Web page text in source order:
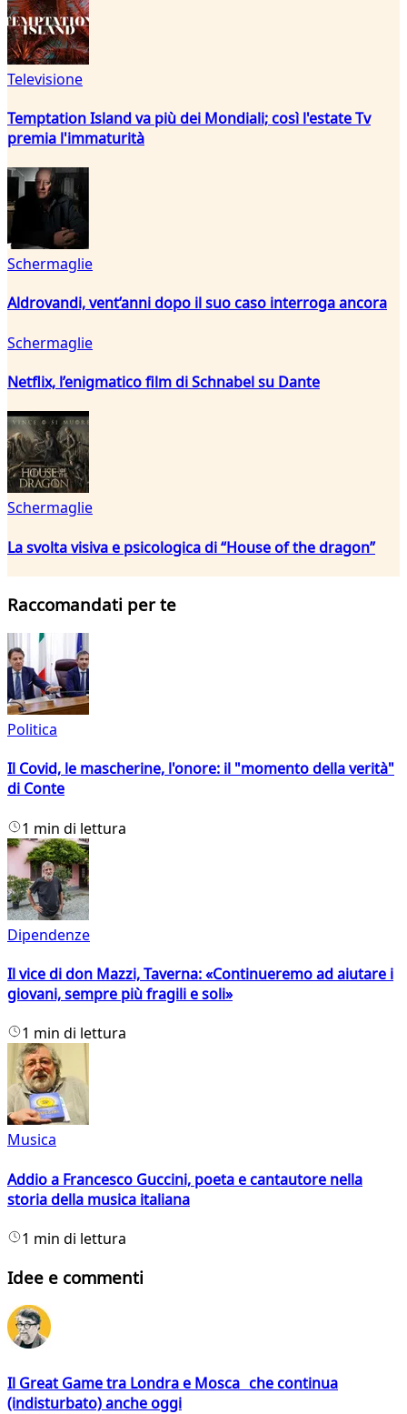
Televisione
Temptation Island va più dei Mondiali; così l'estate Tv
premia l'immaturità
Schermaglie
Aldrovandi, vent’anni dopo il suo caso interroga ancora
Schermaglie
Netflix, l’enigmatico film di Schnabel su Dante
Schermaglie
La svolta visiva e psicologica di “House of the dragon”
Raccomandati per te
Politica
Il Covid, le mascherine, l'onore: il "momento della verità"
di Conte
1 min di lettura
Dipendenze
Il vice di don Mazzi, Taverna: «Continueremo ad aiutare i
giovani, sempre più fragili e soli»
1 min di lettura
Musica
Addio a Francesco Guccini, poeta e cantautore nella
storia della musica italiana
1 min di lettura
Idee e commenti
Il Great Game tra Londra e Mosca che continua
(indisturbato) anche oggi